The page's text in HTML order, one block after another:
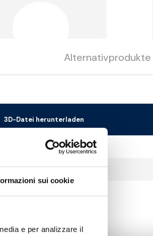
sui cookie
e per analizzare il
Alternativprodukte
3D-Datei herunterladen